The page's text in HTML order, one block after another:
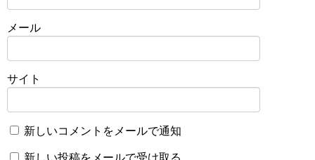
メール
サイト
新しいコメントをメールで通知
新しい投稿をメールで受け取る